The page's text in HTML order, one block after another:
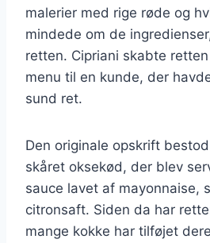
malerier med rige røde og
mindede om de
retten. Cipriani skabte
menu til en kunde, der
sund ret.
Den originale opskrift
skåret oksekød, der blev
sauce lavet af mayonnaise,
citronsaft. Siden da har
mange kokke har tilføjet